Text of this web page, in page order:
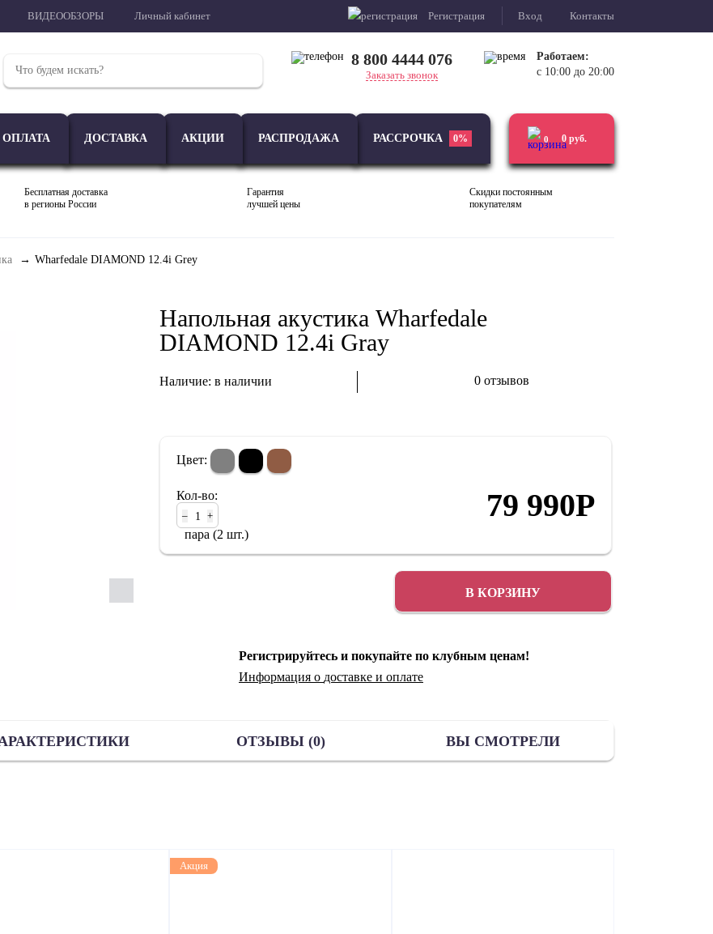
ВИДЕООБЗОРЫ Личный кабинет Регистрация Вход Контакты
8 800 4444 076
Заказать звонок
Работаем:
с 10:00 до 20:00
ОПЛАТА ДОСТАВКА АКЦИИ РАСПРОДАЖА РАССРОЧКА 0% 0 0 руб.
Бесплатная доставка
в регионы России
Гарантия
лучшей цены
Скидки постоянным
покупателям
Wharfedale DIAMOND 12.4i Grey
Напольная акустика Wharfedale
DIAMOND 12.4i Gray
Наличие: в наличии 0 отзывов
Цвет:
Кол-во:
– +
пара (2 шт.)
79 990Р
В КОРЗИНУ
Регистрируйтесь и покупайте по клубным ценам!
Информация о доставке и оплате
ОТЗЫВЫ (0) ВЫ СМОТРЕЛИ
Акция